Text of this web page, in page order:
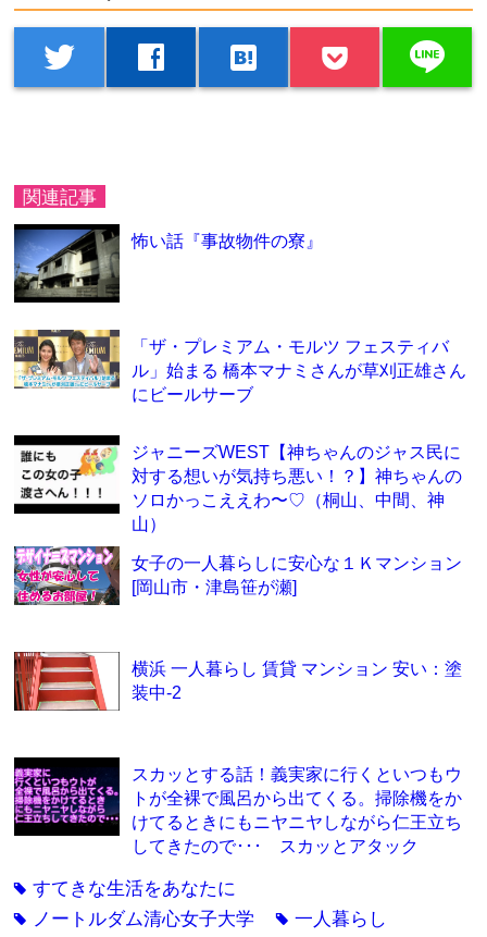
twitter facebook hatenabookmark line
関連記事
怖い話『事故物件の寮』
「ザ・プレミアム・モルツ フェスティバ
ル」始まる 橋本マナミさんが草刈正雄さん
にビールサーブ
ジャニーズWEST【神ちゃんのジャス民に
対する想いが気持ち悪い！？】神ちゃんの
ソロかっこええわ〜♡（桐山、中間、神
山）
女子の一人暮らしに安心な１Ｋマンション
[岡山市・津島笹が瀬]
横浜 一人暮らし 賃貸 マンション 安い：塗
装中-2
スカッとする話！義実家に行くといつもウ
トが全裸で風呂から出てくる。掃除機をか
けてるときにもニヤニヤしながら仁王立ち
してきたので･･･ スカッとアタック
tagすてきな生活をあなたに
tag ノートルダム清心女子大学 tag一人暮らし